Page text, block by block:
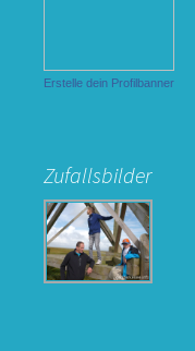
Erstelle dein Profilbanner
Zufallsbilder